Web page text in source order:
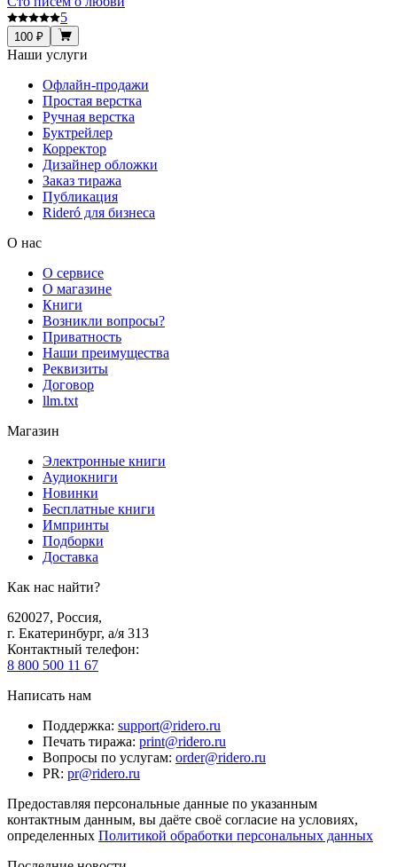
5
100 ₽
Наши услуги
Офлайн-продажи
Простая верстка
Ручная верстка
Буктрейлер
Корректор
Дизайнер обложки
Заказ тиража
Публикация
Rideró для бизнеса
О нас
О сервисе
О магазине
Книги
Возникли вопросы?
Приватность
Наши преимущества
Реквизиты
Договор
llm.txt
Магазин
Электронные книги
Аудиокниги
Новинки
Бесплатные книги
Импринты
Подборки
Доставка
Как нас найти?
620027, Россия,
г. Екатеринбург, а/я 313
Контактный телефон:
8 800 500 11 67
Написать нам
Поддержка: support@ridero.ru
Печать тиража: print@ridero.ru
Вопросы по услугам: order@ridero.ru
PR: pr@ridero.ru
Предоставляя персональные данные по указанным
контактным данным, вы даёте своё согласие на условиях,
определенных Политикой обработки персональных данных